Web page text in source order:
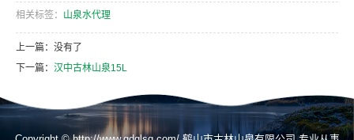
相关标签： 山泉水代理
上一篇：没有了
下一篇： 汉中古林山泉15L